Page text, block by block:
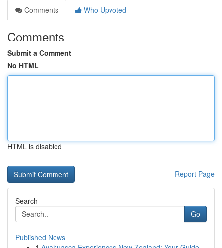
Comments
Who Upvoted
Comments
Submit a Comment
No HTML
HTML is disabled
Report Page
Search
Go
Published News